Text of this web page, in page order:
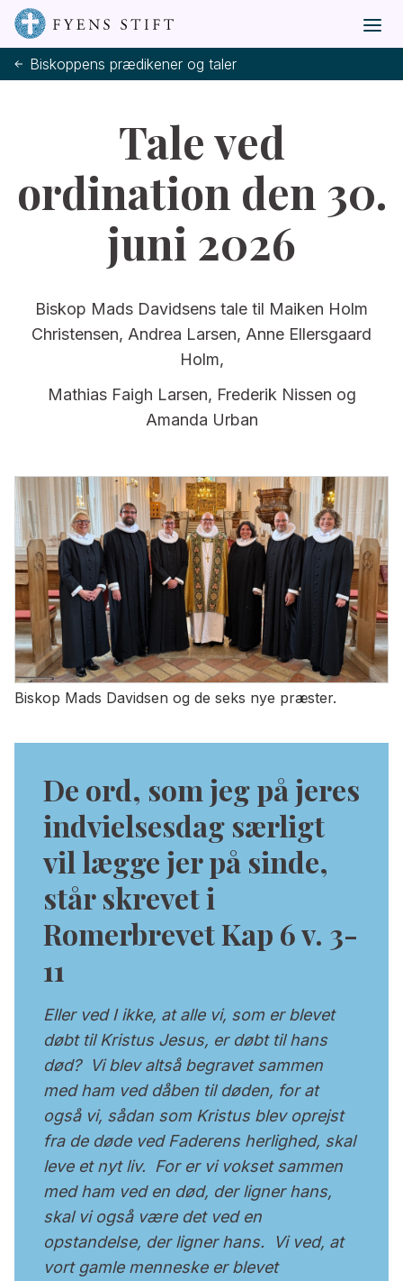
Biskoppens prædikener og taler
Tale ved
ordination den 30.
juni 2026
Biskop Mads Davidsens tale til Maiken Holm
Christensen, Andrea Larsen, Anne Ellersgaard
Holm,
Mathias Faigh Larsen, Frederik Nissen og
Amanda Urban
Biskop Mads Davidsen og de seks nye præster.
De ord, som jeg på jeres
indvielsesdag særligt
vil lægge jer på sinde,
står skrevet i
Romerbrevet Kap 6 v. 3-
11
Eller ved I ikke, at alle vi, som er blevet
døbt til Kristus Jesus, er døbt til hans
død? Vi blev altså begravet sammen
med ham ved dåben til døden, for at
også vi, sådan som Kristus blev oprejst
fra de døde ved Faderens herlighed, skal
leve et nyt liv. For er vi vokset sammen
med ham ved en død, der ligner hans,
skal vi også være det ved en
opstandelse, der ligner hans. Vi ved, at
vort gamle menneske er blevet